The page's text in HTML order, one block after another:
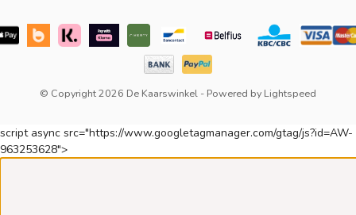
© Copyright 2026 De Kaarswinkel - Powered by Lightspeed
script async src="https://www.googletagmanager.com/gtag/js?id=AW-
963253628">